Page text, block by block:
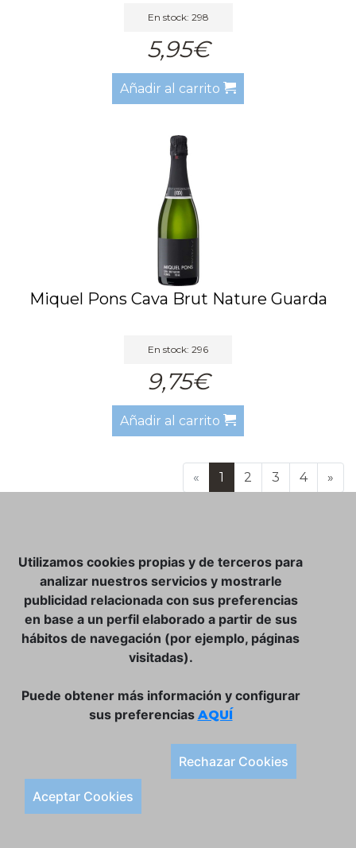
En stock: 298
5,95€
Añadir al carrito
Miquel Pons Cava Brut Nature Guarda
En stock: 296
9,75€
Añadir al carrito
« 1 2 3 4 »
CLUB VINATER
CONTACTO
TIENDA ONLINE:
Plaça de la Llibertat, 22, 07760 Ciutadella
Tlf. 971 93 78 75
Utilizamos cookies propias y de terceros para
analizar nuestros servicios y mostrarle
publicidad relacionada con sus preferencias
en base a un perfil elaborado a partir de sus
hábitos de navegación (por ejemplo, páginas
visitadas).
Puede obtener más información y configurar
sus preferencias AQUÍ
Rechazar Cookies
Aceptar Cookies